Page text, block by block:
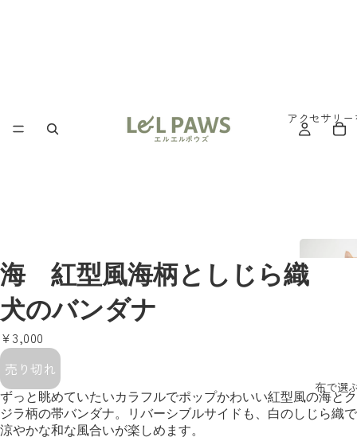
アクセサリ
布で選
海 紅型風海柄としじら織
犬のバンダナ
¥3,000
売り切れ
ずっと眺めていたいカラフルでポップかわいい紅型風の海とク
ジラ柄の帯バンダナ。リバーシブルサイドも、白のしじら織で
涼やかな和な風合いが楽しめます。